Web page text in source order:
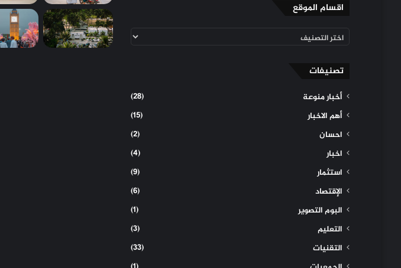
اقسام الموقع
اقسام
الموقع
تصنيفات
أخبار منوعة
(28)
أهم الاخبار
(15)
احسان
(2)
اخبار
(4)
استثمار
(9)
الإقتصاد
(6)
البوم التصوير
(1)
التعليم
(3)
التقنيات
(33)